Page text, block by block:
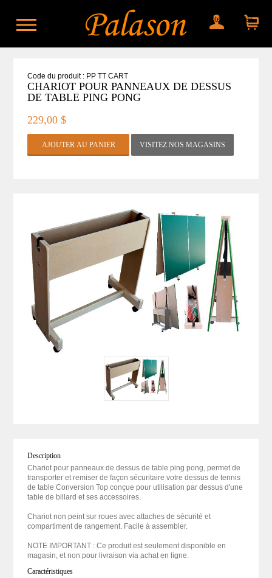
Mon compteMon panier
Code du produit : PP TT CART
CHARIOT POUR PANNEAUX DE DESSUS
DE TABLE PING PONG
229,00 $
VISITEZ NOS MAGASINS
Description
Chariot pour panneaux de dessus de table ping pong, permet de
transporter et remiser de façon sécuritaire votre dessus de tennis
de table Conversion Top conçue pour utilisation par dessus d'une
table de billard et ses accessoires.
Chariot non peint sur roues avec attaches de sécurité et
compartiment de rangement. Facile à assembler.
NOTE IMPORTANT : Ce produit est seulement disponible en
magasin, et non pour livraison via achat en ligne.
Caractéristiques